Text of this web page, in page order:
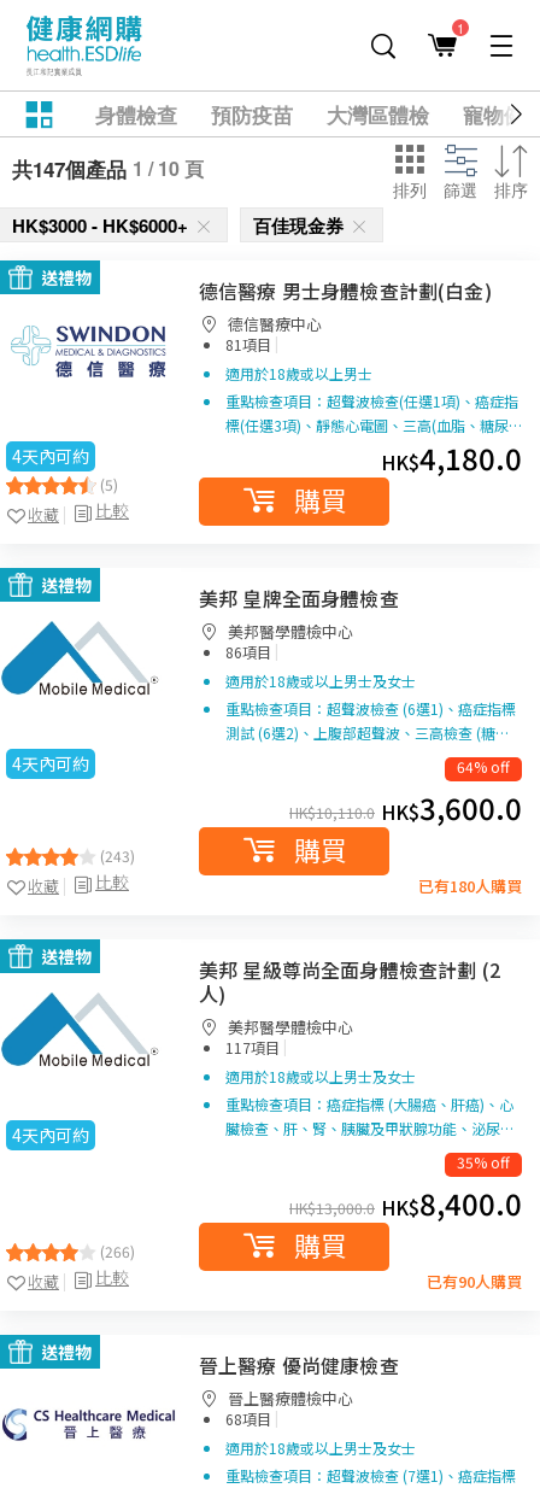
1
身體檢查 預防疫苗 大灣區體檢
寵物健
共147個產品 1 / 10 頁
排列 篩選 排序
HK$3000 - HK$6000+ 百佳現金券
送禮物
4天內可約
(5)
比較
收藏
德信醫療 男士身體檢查計劃(白金)
德信醫療中心
81項目 |
適用於18歲或以上男士
重點檢查項目：超聲波檢查(任選1項)、癌症指
標(任選3項)、靜態心電圖、三高(血脂、糖尿…
HK$4,180.0
購買
送禮物
4天內可約
(243)
比較
收藏
美邦 皇牌全面身體檢查
美邦醫學體檢中心
86項目 |
適用於18歲或以上男士及女士
重點檢查項目：超聲波檢查 (6選1)、癌症指標
測試 (6選2)、上腹部超聲波、三高檢查 (糖…
64% off
HK$10,110.0 HK$3,600.0
購買
已有180人購買
送禮物
4天內可約
(266)
比較
收藏
美邦 星級尊尚全面身體檢查計劃 (2
人)
美邦醫學體檢中心
117項目 |
適用於18歲或以上男士及女士
重點檢查項目：癌症指標 (大腸癌、肝癌)、心
臟檢查、肝、腎、胰臟及甲狀腺功能、泌尿…
35% off
HK$13,000.0 HK$8,400.0
購買
已有90人購買
送禮物 晉上醫療 優尚健康檢查
晉上醫療體檢中心
68項目 |
適用於18歲或以上男士及女士
重點檢查項目：超聲波檢查 (7選1)、癌症指標